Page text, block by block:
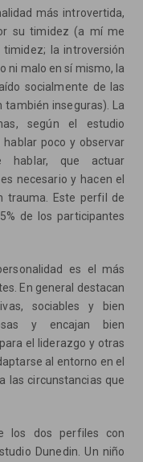
más introvertida,
su timidez (a mí me
la introversión
ni malo en sí mismo, la
socialmente de las
también inseguras). La
según el estudio
hablar poco y observar
hablar, que actuar
necesario y hacen el
trauma. Este perfil de
de los participantes
es el más
En general destacan
sociables y bien
y encajan bien
el liderazgo y otras
al entorno en el
las circunstancias que
los dos perfiles con
Dunedin. Un niño